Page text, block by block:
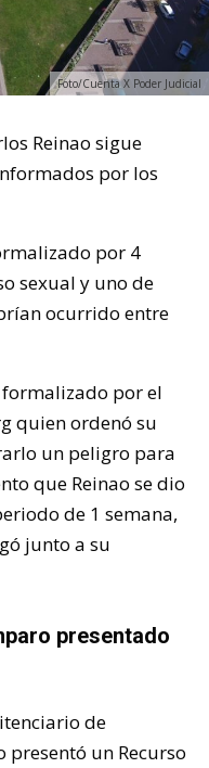
Foto/Cuenta X Poder Judicial
Reinao sigue
por los
por 4
sexual y uno de
ocurrido entre
formalizado por el
quien ordenó su
un peligro para
que Reinao se dio
de 1 semana,
junto a su
presentado
de
presentó un Recurso